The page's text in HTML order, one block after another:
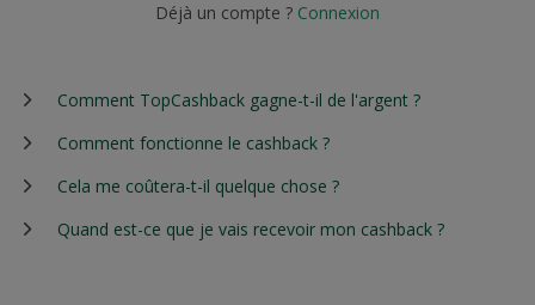
Déjà un compte ? Connexion
Comment TopCashback gagne-t-il de l'argent ?
Comment fonctionne le cashback ?
Cela me coûtera-t-il quelque chose ?
Quand est-ce que je vais recevoir mon cashback ?